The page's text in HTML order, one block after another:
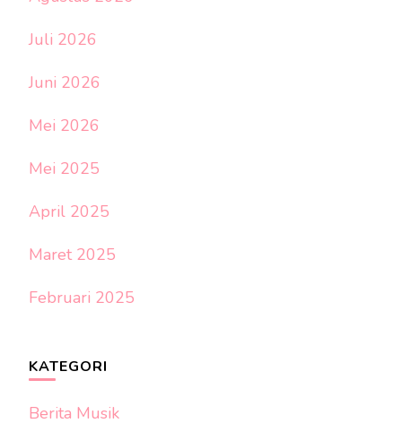
Juli 2026
Juni 2026
Mei 2026
Mei 2025
April 2025
Maret 2025
Februari 2025
KATEGORI
Berita Musik